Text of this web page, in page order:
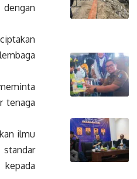
tenaga
ilmu